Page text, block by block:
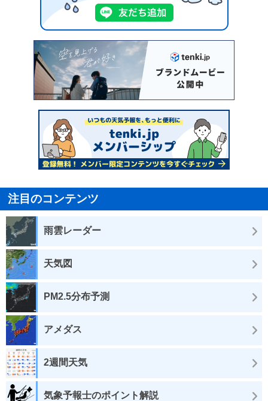
注目のコンテンツ
雨雲レーダー
天気図
PM2.5分布予測
アメダス
2週間天気
気象予報士のポイント解説